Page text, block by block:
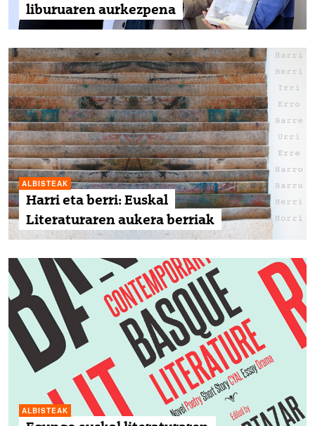
liburuaren aurkezpena
ALBISTEAK
Harri eta berri: Euskal
Literaturaren aukera berriak
ALBISTEAK